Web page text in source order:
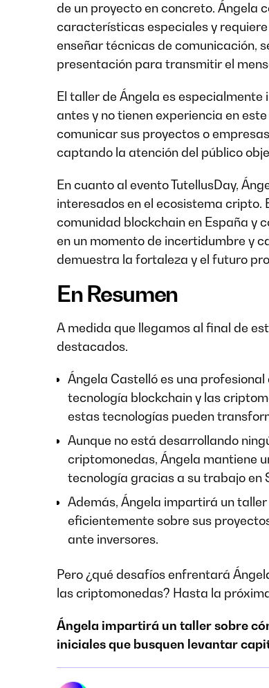
de un proyecto en concreto. Ángela
características especiales y
enseñar técnicas de comunicación,
presentación para transmitir el
El taller de Ángela es
antes y no tienen experiencia en
comunicar sus proyectos o
captando la atención del público
En cuanto al evento TutellusDay,
interesados en el ecosistema
comunidad blockchain en España y
en un momento de incertidumbre y
demuestra la fortaleza y el futuro
En Resumen
A medida que llegamos al final de
destacados.
Ángela Castelló es una
tecnología blockchain y las
estas tecnologías pueden
Aunque no está desarrollando
criptomonedas, Ángela mantiene
tecnología gracias a su trabajo en
Además, Ángela impartirá un
eficientemente sobre sus
ante inversores.
Pero ¿qué desafíos enfrentará
las criptomonedas? Hasta la
Ángela impartirá un taller sobre
iniciales que busquen levantar